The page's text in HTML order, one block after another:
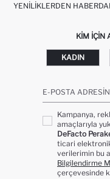
YENILIKLERDEN
KIM IÇIN
KADIN
E-POSTA
Kampanya,
amaçlarıyla
DeFacto
ticari
verilerimin bu
Bilgilendirme
çerçevesinde